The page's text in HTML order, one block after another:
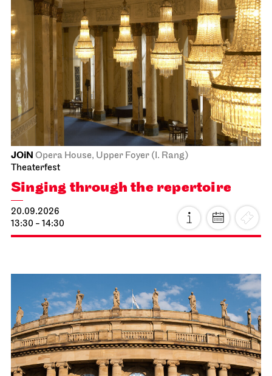
JOiN Opera House, Upper Foyer (I. Rang)
Theaterfest
Singing through the repertoire
20.09.2026
13:30 - 14:30